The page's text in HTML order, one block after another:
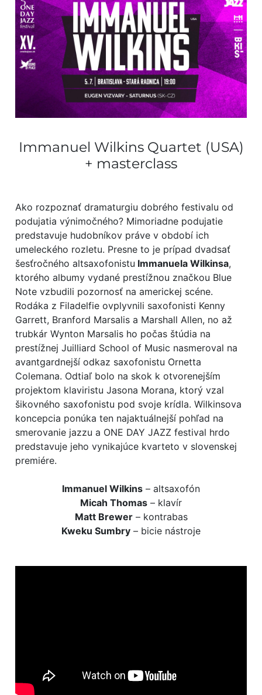
Immanuel Wilkins Quartet (USA)
+ masterclass
Ako rozpoznať dramaturgiu dobrého festivalu od
podujatia výnimočného? Mimoriadne podujatie
predstavuje hudobníkov práve v období ich
umeleckého rozletu. Presne to je prípad dvadsať
šesťročného altsaxofonistu Immanuela Wilkinsa,
ktorého albumy vydané prestížnou značkou Blue
Note vzbudili pozornosť na americkej scéne.
Rodáka z Filadelfie ovplyvnili saxofonisti Kenny
Garrett, Branford Marsalis a Marshall Allen, no až
trubkár Wynton Marsalis ho počas štúdia na
prestížnej Juilliard School of Music nasmeroval na
avantgardnejší odkaz saxofonistu Ornetta
Colemana. Odtiaľ bolo na skok k otvorenejším
projektom klaviristu Jasona Morana, ktorý vzal
šikovného saxofonistu pod svoje krídla. Wilkinsova
koncepcia ponúka ten najaktuálnejší pohľad na
smerovanie jazzu a ONE DAY JAZZ festival hrdo
predstavuje jeho vynikajúce kvarteto v slovenskej
premiére.
Immanuel Wilkins – altsaxofón
Micah Thomas – klavír
Matt Brewer– kontrabas
Kweku Sumbry – bicie nástroje